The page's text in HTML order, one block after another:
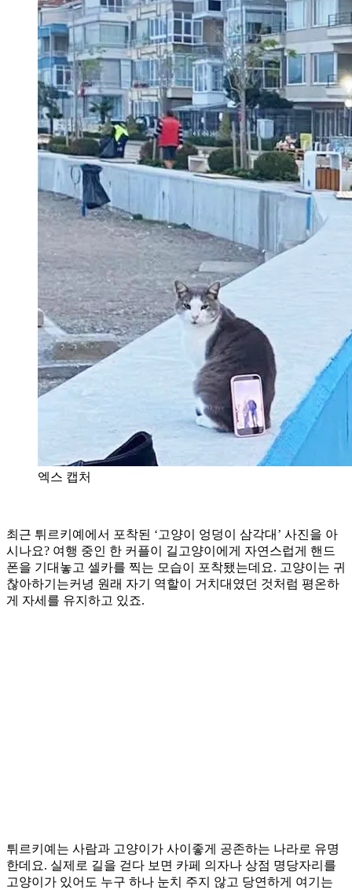
엑스 캡처
최근 튀르키예에서 포착된 ‘고양이 엉덩이 삼각대’ 사진을 아
시나요? 여행 중인 한 커플이 길고양이에게 자연스럽게 핸드
폰을 기대놓고 셀카를 찍는 모습이 포착됐는데요. 고양이는 귀
찮아하기는커녕 원래 자기 역할이 거치대였던 것처럼 평온하
게 자세를 유지하고 있죠.
튀르키예는 사람과 고양이가 사이좋게 공존하는 나라로 유명
한데요. 실제로 길을 걷다 보면 카페 의자나 상점 명당자리를
고양이가 있어도 누구 하나 눈치 주지 않고 당연하게 여기는